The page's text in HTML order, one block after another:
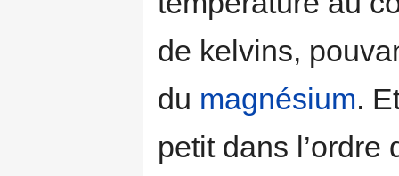
de kelvins,
du magnésium.
petit dans